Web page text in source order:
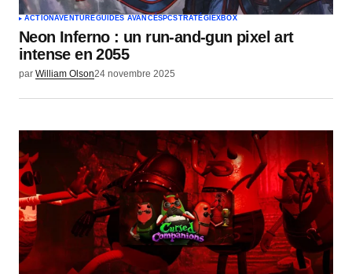
ACTIONAVENTUREGUIDES AVANCÉS PCSTRATÉGIEXBOX
Neon Inferno : un run-and-gun pixel art
intense en 2055
par William Olson24 novembre 2025